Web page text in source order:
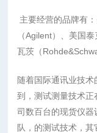
主要经营的品牌有
（Agilent）、美国
瓦茨（
随着国际通讯业技
到，测试测量技术
司数百台的现货仪器
队，的测试技术，